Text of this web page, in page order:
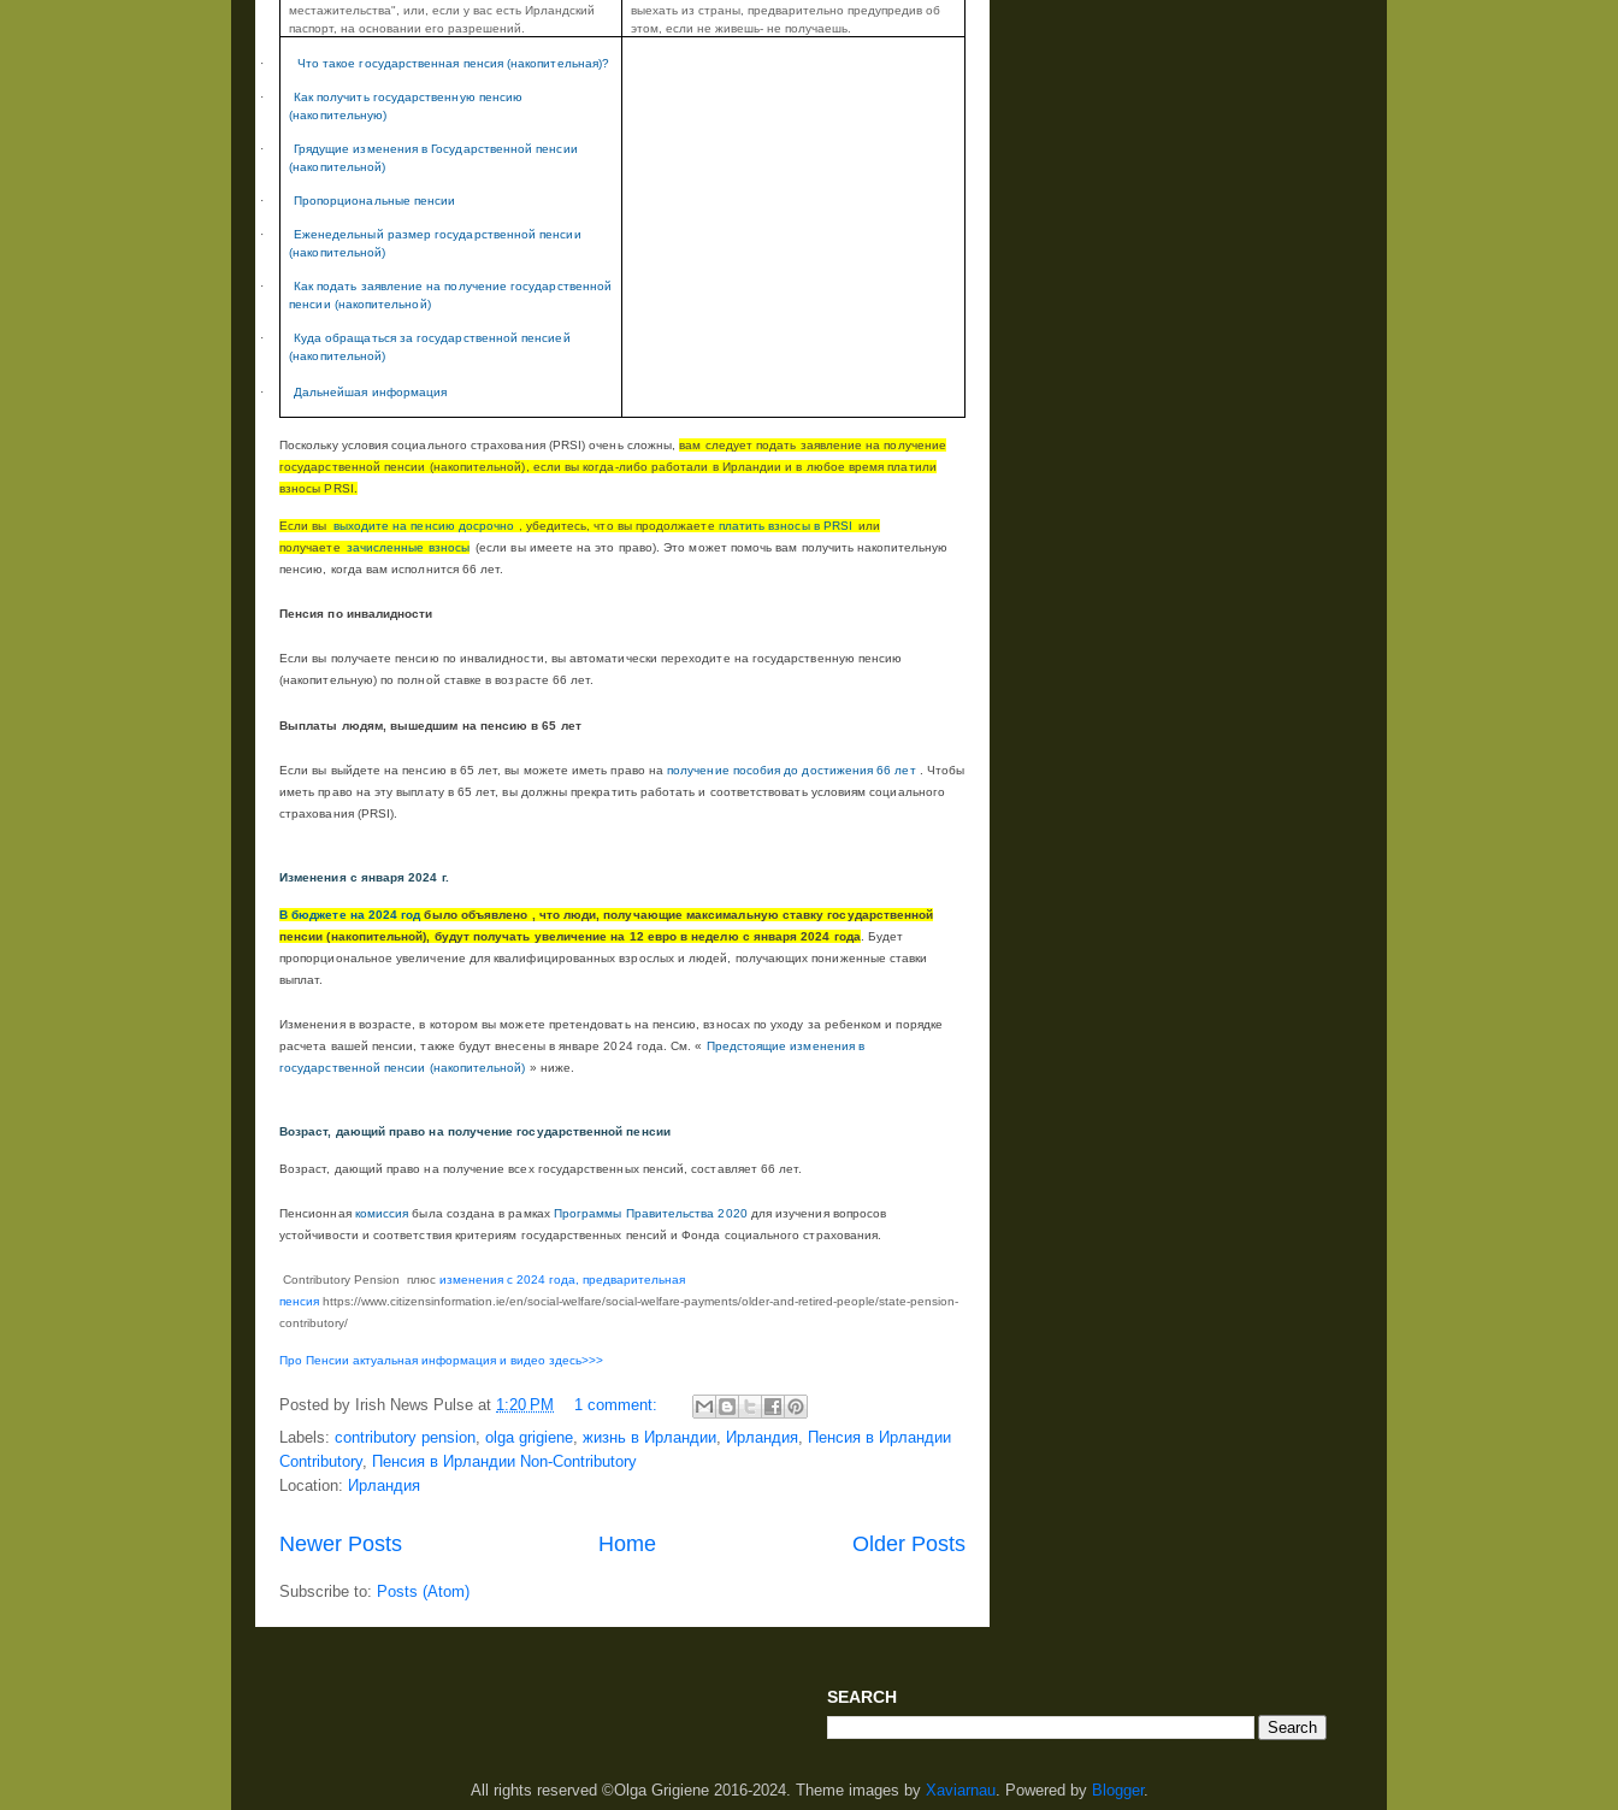
местажительства", или, если у вас есть Ирландский
паспорт, на основании его разрешений.
выехать из страны, предварительно предупредив об
этом, если не живешь- не получаешь.
· Что такое государственная пенсия (накопительная)?
·
Как получить государственную пенсию
(накопительную)
·
Грядущие изменения в Государственной пенсии
(накопительной)
· Пропорциональные пенсии
·
Еженедельный размер государственной пенсии
(накопительной)
·
Как подать заявление на получение государственной
пенсии (накопительной)
·
Куда обращаться за государственной пенсией
(накопительной)
· Дальнейшая информация
Поскольку условия социального страхования (PRSI) очень сложны,вам следует подать заявление на получение
государственной пенсии (накопительной), если вы когда-либо работали в Ирландии и в любое время платили
взносыPRSI
Если вы выходите на пенсию досрочно , убедитесь, что вы продолжаете платить взносы в PRSI или
получаете зачисленные взносы (если вы имеете на это право). Это может помочь вам получить накопительную
пенсию, когда вам исполнится 66 лет.
Пенсия по инвалидности
Если вы получаете пенсию по инвалидности, вы автоматически переходите на государственную пенсию
(накопительную) по полной ставке в возрасте 66 лет.
Выплаты людям, вышедшим на пенсию в 65 лет
Если вы выйдете на пенсию в 65 лет, вы можете иметь право на получение пособия до достижения 66 лет
Чтобы
иметь право на эту выплату в 65 лет, вы должны прекратить работать и соответствовать условиям социального
страхования (PRSI).
Изменения с января 2024 г.
В бюджете на 2024 год было объявлено
, что люди, получающие максимальную ставку государственной
пенсии (накопительной), будут получать увеличение на 12 евро в неделю с января 2024 года . Будет
пропорциональное увеличение для квалифицированных взрослых и людей, получающих пониженные ставки
выплат.
Изменения в возрасте, в котором вы можете претендовать на пенсию, взносах по уходу за ребенком и порядке
расчета вашей пенсии, также будут внесены в январе 2024 года. См. « Предстоящие изменения в
государственной пенсии (накопительной) » ниже.
Возраст, дающий право на получение государственной пенсии
Возраст, дающий право на получение всех государственных пенсий, составляет 66 лет.
Пенсионная комиссия была создана в рамках Программы Правительства 2020 для изучения вопросов
устойчивости и соответствия критериям государственных пенсий и Фонда социального страхования.
Contributory Pension плюс изменения с 2024 года, предварительная
пенсия https://www.citizensinformation.ie/en/social-welfare/social-welfare-payments/older-and-retired-people/state-pension-
contributory/
Про Пенсии актуальная информация и видео здесь>>>
Posted by Irish News Pulse at 1:20 PM
1 comment:
Labels: contributory pension olga grigiene жизнь в Ирландии Ирландия
Пенсия в Ирландии
Contributory, Пенсия в Ирландии Non-Contributory
Location: Ирландия
Newer Posts Older Posts
Home
Subscribe to: Posts (Atom)
SEARCH
All rights reserved ©Olga Grigiene 2016-2024. Theme images by Xaviarnau. Powered by Blogger.